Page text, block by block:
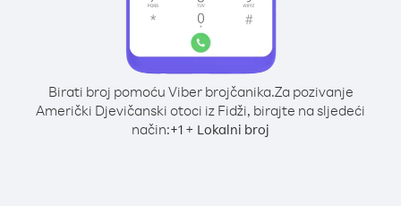
Birati broj pomoću Viber brojčanika.Za pozivanje
Američki Djevičanski otoci iz Fidži, birajte na sljedeći
način:+1 + Lokalni broj